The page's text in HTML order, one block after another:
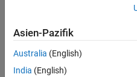
noch
keine
offenen
Asien-Pazifik
Australia (English)
India (English)